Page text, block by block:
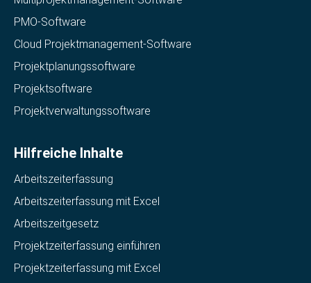
PMO-Software
Cloud Projektmanagement-Software
Projektplanungssoftware
Projektsoftware
Projektverwaltungssoftware
Hilfreiche Inhalte
Arbeitszeiterfassung
Arbeitszeiterfassung mit Excel
Arbeitszeitgesetz
Projektzeiterfassung einführen
Projektzeiterfassung mit Excel